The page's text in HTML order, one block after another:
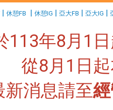
| 休憩FB | 休憩IG | 亞大FB | 亞大IG |
113年8月1
從8月1日
新消息請至